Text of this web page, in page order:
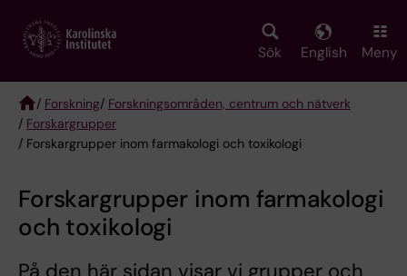
main
Sök English Meny
Breadcrumb
/ Forskning/ Forskningsområden, centrum och nätverk
/ Forskargrupper
/ Forskargrupper inom farmakologi och toxikologi
Forskargrupper inom farmakologi
och toxikologi